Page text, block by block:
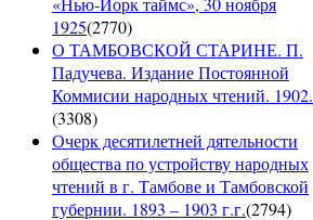
1925(2770)
О ТАМБОВСКОЙ СТАРИНЕ. П.
Падучева. Издание Постоянной
Коммисии народных чтений. 1902.
(3308)
Очерк десятилетней дятельности
общества по устройству народных
чтений в г. Тамбове и Тамбовской
губернии. 1893 – 1903 г.г.(2794)